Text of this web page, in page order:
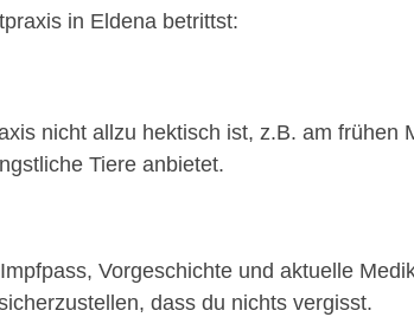
in Eldena betrittst:
nicht allzu hektisch ist, z.B. am frühen
Tiere anbietet.
Vorgeschichte und aktuelle
dass du nichts vergisst.